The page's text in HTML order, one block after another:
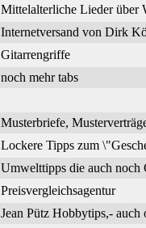
Mittelalterliche Lieder über
Internetversand von Dirk
Gitarrengriffe
noch mehr tabs
Musterbriefe,
Lockere Tipps zum
Umwelttipps die auch noch
Preisvergleichsagentur
Jean Pütz Hobbytips,-